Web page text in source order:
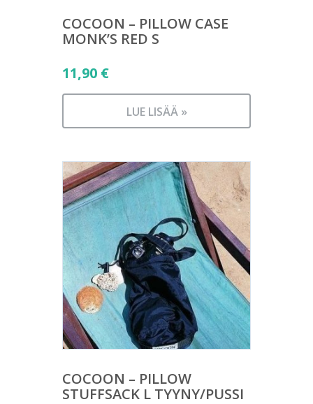
COCOON – PILLOW CASE
MONK’S RED S
11,90 €
LUE LISÄÄ »
COCOON – PILLOW
STUFFSACK L TYYNY/PUSSI